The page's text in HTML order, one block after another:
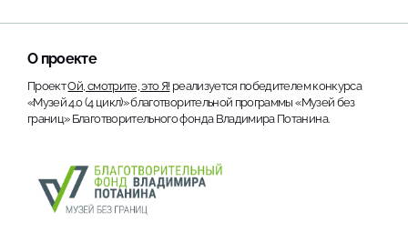
О проекте
ПроектОй, смотрите, это Я! реализуется победителем конкурса
«Музей 4.0 (4 цикл)» благотворительной программы «Музей без
границ» Благотворительного фонда Владимира Потанина.